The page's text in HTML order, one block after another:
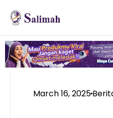
March 16, 2025